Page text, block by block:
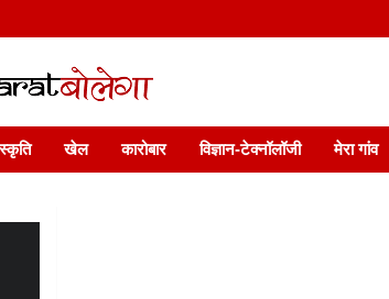
बोलेगा
India: News, Views, Info, Trends & Podcast I
खेल कारोबार विज्ञान-टेक्नॉलॉजी मेरा गांव